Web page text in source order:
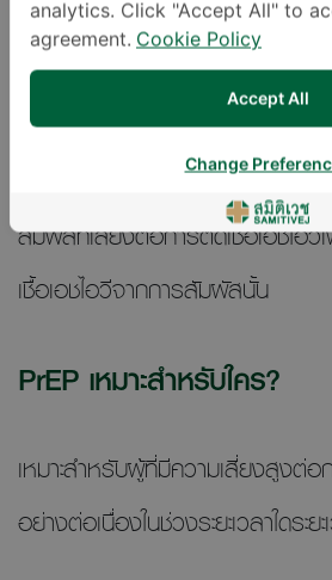
PrEP คือ อะไร?
PrEP ย่อมาจากpre-exposure
การให้ยาต้านไวรัสเอชไอวีในผู้ที่ยัง
สัมผัสที่เสี่ยงต่อการติดเชื้อเอชไอ
เชื้อเอชไอวีจากการสัมผัสนั้น
PrEP เหมาะสำหรับใคร?
เหมาะสำหรับผู้ที่มีความเสี่ยงสูงต่อ
อย่างต่อเนื่องในช่วงระยะเวลาใดระย
analytics. Click "Accept All" to
agreement. Cookie Policy
Accept All
Change